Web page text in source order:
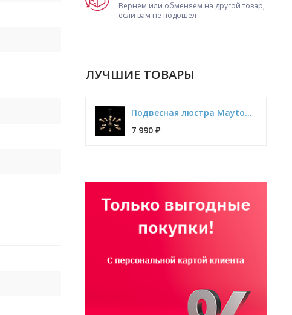
Вернем или обменяем на другой товар,
если вам не подошел
ЛУЧШИЕ ТОВАРЫ
Подвесная люстра Maytoni Jackson T546PL-12B
7 990 ₽